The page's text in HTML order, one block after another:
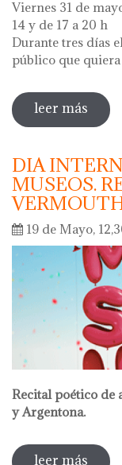
Viernes 31 de
14 y de 17 a 20 h
Durante tres días
público que
leer más
DIA
MUSEOS.
19 de Mayo,
Recital poético de
y Argentona.
leer más